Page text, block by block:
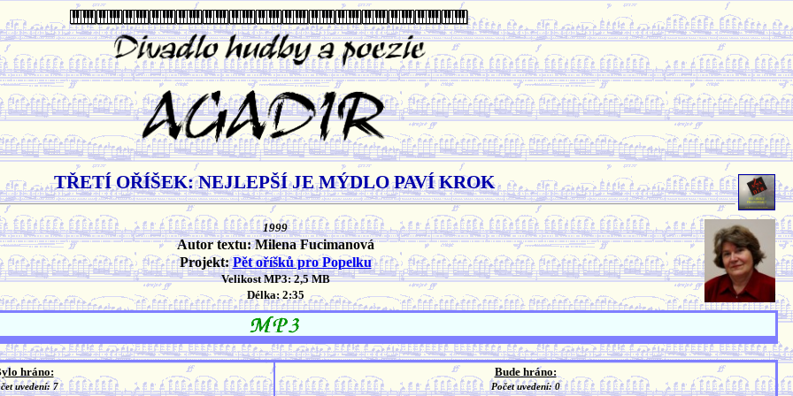
TŘETÍ OŘÍŠEK: NEJLEPŠÍ JE MÝDLO PAVÍ KROK
1999
Autor textu: Milena Fucimanová
Projekt:Pět oříšků pro Popelku
Velikost MP3: 2,5 MB
Délka: 2:35
hráno:
uvedení: 7
Bude hráno:
Počet uvedení: 0